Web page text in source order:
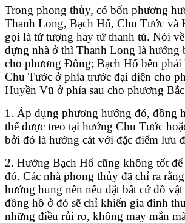
Trong phong thủy, có bốn phương
Thanh Long, Bạch Hổ, Chu Tước và
gọi là tứ tượng hay tứ thanh tú. Nói
dựng nhà ở thì Thanh Long là hướng
cho phương Đông; Bạch Hổ bên phải
Chu Tước ở phía trước đại diện cho
Huyền Vũ ở phía sau cho phương
1. Áp dụng phương hướng đó, đồng
thể được treo tại hướng Chu Tước
bởi đó là hướng cát với đặc điểm lưu
2. Hướng Bạch Hổ cũng không tốt
đó. Các nhà phong thủy đã chỉ ra
hướng hung nên nếu đặt bất cứ đồ
đồng hồ ở đó sẽ chỉ khiến gia đình
những điều rủi ro, không may mắn